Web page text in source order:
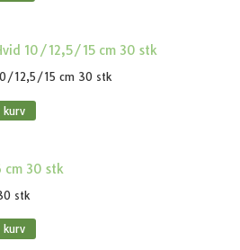
12,5/15 cm 30 stk
stk